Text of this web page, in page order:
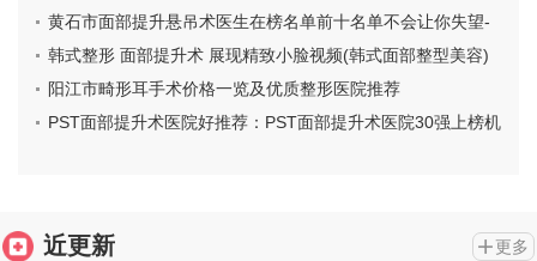
提升紧致手术医生
黄石市面部提升悬吊术医生在榜名单前十名单不会让你失望-
柯国梁医生价格表看收费不高
韩式整形 面部提升术 展现精致小脸视频(韩式面部整型美容)
阳江市畸形耳手术价格一览及优质整形医院推荐
PST面部提升术医院好推荐：PST面部提升术医院30强上榜机
近更新 更多